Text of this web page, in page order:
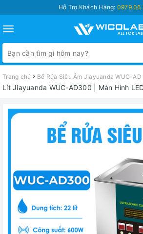
Hỗ Trợ Khách Hàng:
Toggle
navigation
Trang chủ Bể Rửa Siêu Âm Jiayuanda WUC-AD
Lít Jiayuanda WUC-AD300 | Màn Hình